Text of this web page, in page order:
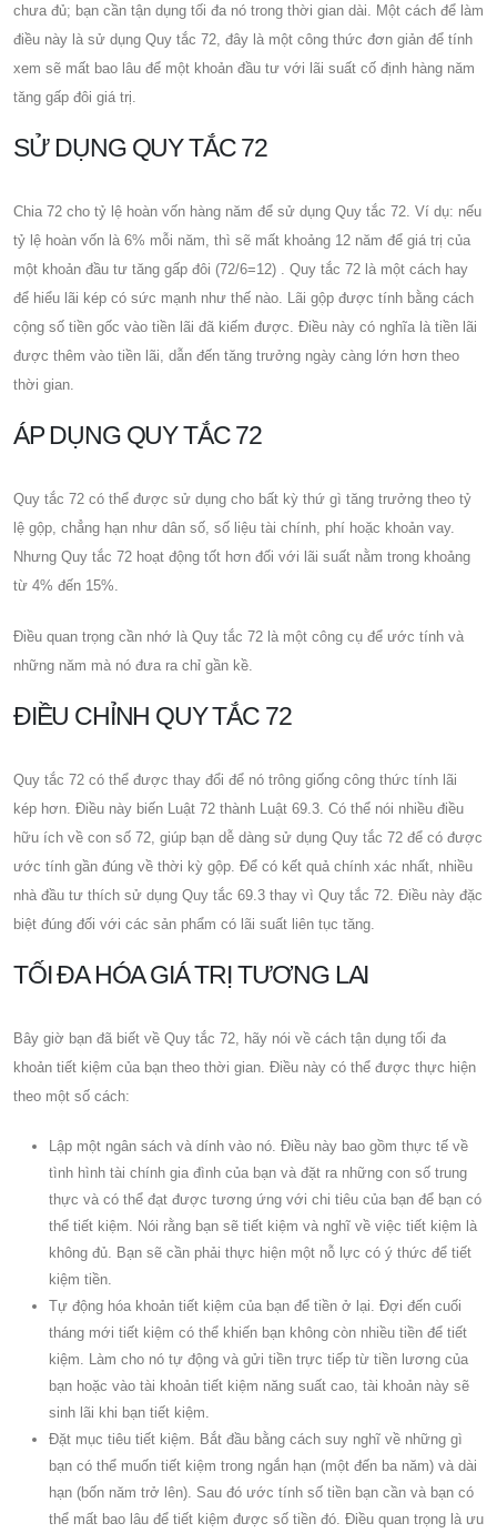
chưa đủ; bạn cần tận dụng tối đa nó trong thời gian dài. Một cách để làm
điều này là sử dụng Quy tắc 72, đây là một công thức đơn giản để tính
xem sẽ mất bao lâu để một khoản đầu tư với lãi suất cố định hàng năm
tăng gấp đôi giá trị.
SỬ DỤNG QUY TẮC 72
Chia 72 cho tỷ lệ hoàn vốn hàng năm để sử dụng Quy tắc 72. Ví dụ: nếu
tỷ lệ hoàn vốn là 6% mỗi năm, thì sẽ mất khoảng 12 năm để giá trị của
một khoản đầu tư tăng gấp đôi (72/6=12) . Quy tắc 72 là một cách hay
để hiểu lãi kép có sức mạnh như thế nào. Lãi gộp được tính bằng cách
cộng số tiền gốc vào tiền lãi đã kiếm được. Điều này có nghĩa là tiền lãi
được thêm vào tiền lãi, dẫn đến tăng trưởng ngày càng lớn hơn theo
thời gian.
ÁP DỤNG QUY TẮC 72
Quy tắc 72 có thể được sử dụng cho bất kỳ thứ gì tăng trưởng theo tỷ
lệ gộp, chẳng hạn như dân số, số liệu tài chính, phí hoặc khoản vay.
Nhưng Quy tắc 72 hoạt động tốt hơn đối với lãi suất nằm trong khoảng
từ 4% đến 15%.
Điều quan trọng cần nhớ là Quy tắc 72 là một công cụ để ước tính và
những năm mà nó đưa ra chỉ gần kề.
ĐIỀU CHỈNH QUY TẮC 72
Quy tắc 72 có thể được thay đổi để nó trông giống công thức tính lãi
kép hơn. Điều này biến Luật 72 thành Luật 69.3. Có thể nói nhiều điều
hữu ích về con số 72, giúp bạn dễ dàng sử dụng Quy tắc 72 để có được
ước tính gần đúng về thời kỳ gộp. Để có kết quả chính xác nhất, nhiều
nhà đầu tư thích sử dụng Quy tắc 69.3 thay vì Quy tắc 72. Điều này đặc
biệt đúng đối với các sản phẩm có lãi suất liên tục tăng.
TỐI ĐA HÓA GIÁ TRỊ TƯƠNG LAI
Bây giờ bạn đã biết về Quy tắc 72, hãy nói về cách tận dụng tối đa
khoản tiết kiệm của bạn theo thời gian. Điều này có thể được thực hiện
theo một số cách:
Lập một ngân sách và dính vào nó. Điều này bao gồm thực tế về
tình hình tài chính gia đình của bạn và đặt ra những con số trung
thực và có thể đạt được tương ứng với chi tiêu của bạn để bạn có
thể tiết kiệm. Nói rằng bạn sẽ tiết kiệm và nghĩ về việc tiết kiệm là
không đủ. Bạn sẽ cần phải thực hiện một nỗ lực có ý thức để tiết
kiệm tiền.
Tự động hóa khoản tiết kiệm của bạn để tiền ở lại. Đợi đến cuối
tháng mới tiết kiệm có thể khiến bạn không còn nhiều tiền để tiết
kiệm. Làm cho nó tự động và gửi tiền trực tiếp từ tiền lương của
bạn hoặc vào tài khoản tiết kiệm năng suất cao, tài khoản này sẽ
sinh lãi khi bạn tiết kiệm.
Đặt mục tiêu tiết kiệm. Bắt đầu bằng cách suy nghĩ về những gì
bạn có thể muốn tiết kiệm trong ngắn hạn (một đến ba năm) và dài
hạn (bốn năm trở lên). Sau đó ước tính số tiền bạn cần và bạn có
thể mất bao lâu để tiết kiệm được số tiền đó. Điều quan trọng là ưu